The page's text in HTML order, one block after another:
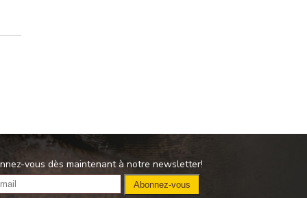
vous dès maintenant à notre newsletter!